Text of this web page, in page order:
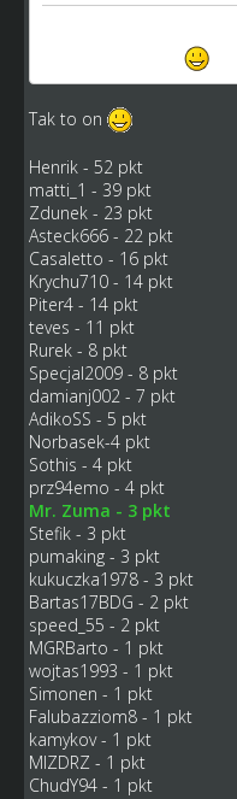
Tak to on
Henrik - 52 pkt
matti_1 - 39 pkt
Zdunek - 23 pkt
Asteck666 - 22 pkt
Casaletto - 16 pkt
Krychu710 - 14 pkt
Piter4 - 14 pkt
teves - 11 pkt
Rurek - 8 pkt
Specjal2009 - 8 pkt
damianj002 - 7 pkt
AdikoSS - 5 pkt
Norbasek-4 pkt
Sothis - 4 pkt
prz94emo - 4 pkt
Mr. Zuma - 3 pkt
Stefik - 3 pkt
pumaking - 3 pkt
kukuczka1978 - 3 pkt
Bartas17BDG - 2 pkt
speed_55 - 2 pkt
MGRBarto - 1 pkt
wojtas1993 - 1 pkt
Simonen - 1 pkt
Falubazziom8 - 1 pkt
kamykov - 1 pkt
MIZDRZ - 1 pkt
ChudY94 - 1 pkt